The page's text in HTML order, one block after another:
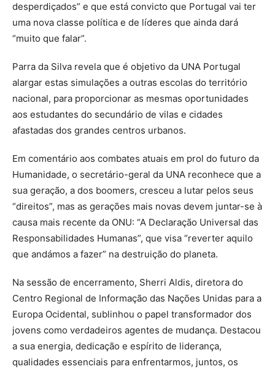
desperdiçados” e que está convicto que Portugal vai ter
uma nova classe política e de líderes que ainda dará
“muito que falar”.
Parra da Silva revela que é objetivo da UNA Portugal
alargar estas simulações a outras escolas do território
nacional, para proporcionar as mesmas oportunidades
aos estudantes do secundário de vilas e cidades
afastadas dos grandes centros urbanos.
Em comentário aos combates atuais em prol do futuro da
Humanidade, o secretário-geral da UNA reconhece que a
sua geração, a dos boomers, cresceu a lutar pelos seus
“direitos”, mas as gerações mais novas devem juntar-se à
causa mais recente da ONU: “A Declaração Universal das
Responsabilidades Humanas”, que visa “reverter aquilo
que andámos a fazer” na destruição do planeta.
Na sessão de encerramento, Sherri Aldis, diretora do
Centro Regional de Informação das Nações Unidas para a
Europa Ocidental, sublinhou o papel transformador dos
jovens como verdadeiros agentes de mudança. Destacou
a sua energia, dedicação e espírito de liderança,
qualidades essenciais para enfrentarmos, juntos, os